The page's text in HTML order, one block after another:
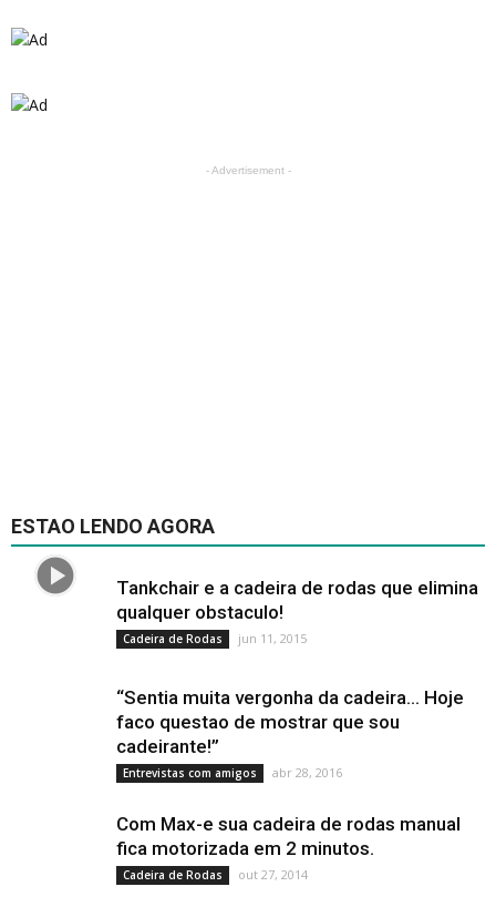
- Advertisement -
ESTAO LENDO AGORA
Tankchair e a cadeira de rodas que elimina
qualquer obstaculo!
Cadeira de Rodas jun 11, 2015
“Sentia muita vergonha da cadeira… Hoje
faco questao de mostrar que sou
cadeirante!”
Entrevistas com amigos abr 28, 2016
Com Max-e sua cadeira de rodas manual
fica motorizada em 2 minutos.
Cadeira de Rodas out 27, 2014